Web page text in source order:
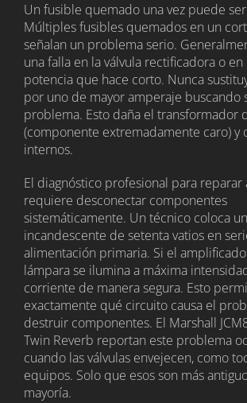
Un fusible quemado una vez puede
Múltiples fusibles quemados en un
señalan un problema serio.
una falla en la válvula rectificadora o en
potencia que hace corto. Nunca
por uno de mayor amperaje buscando
problema. Esto daña el transformador
(componente extremadamente caro) y
internos.
El diagnóstico profesional para
requiere desconectar componentes
sistemáticamente. Un técnico coloca
incandescente de setenta vatios en
alimentación primaria. Si el
lámpara se ilumina a máxima
corriente de manera segura. Esto
exactamente qué circuito causa el
destruir componentes. El Marshall
Twin Reverb reportan este problema
cuando las válvulas envejecen, como
equipos. Solo que esos son más
mayoría.